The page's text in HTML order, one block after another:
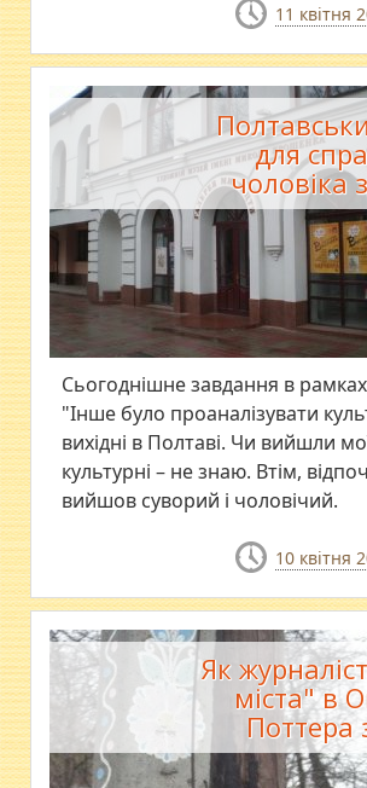
11 квітня
для
чоловіка
Сьогоднішне завдання в
"Інше було проаналізувати
вихідні в Полтаві. Чи вийшли
культурні – не знаю. Втім,
вийшов суворий і чоловічий.
10 квітня
Як
міста" в